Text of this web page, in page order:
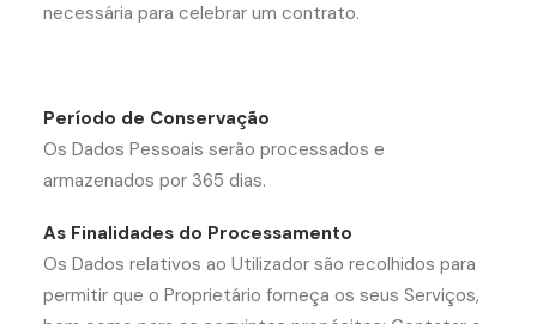
necessária para celebrar um contrato.
Período de Conservação
Os Dados Pessoais serão processados e
armazenados por 365 dias.
As Finalidades do Processamento
Os Dados relativos ao Utilizador são recolhidos para
permitir que o Proprietário forneça os seus Serviços,